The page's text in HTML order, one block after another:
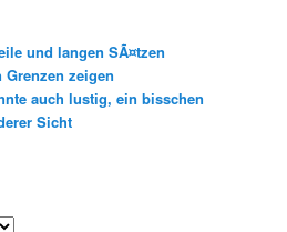
und langen SÃ¤tzen
zeigen
auch lustig, ein bisschen
Sicht